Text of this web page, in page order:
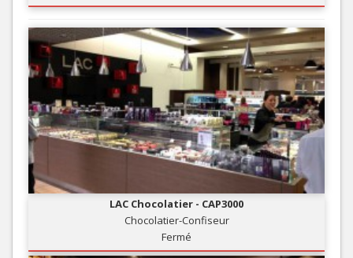
LAC Chocolatier - CAP3000
Chocolatier-Confiseur
Fermé